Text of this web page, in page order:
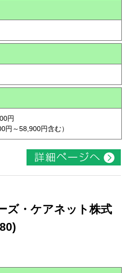
円
円～58,900円含む）
ズ・ケアネット株式